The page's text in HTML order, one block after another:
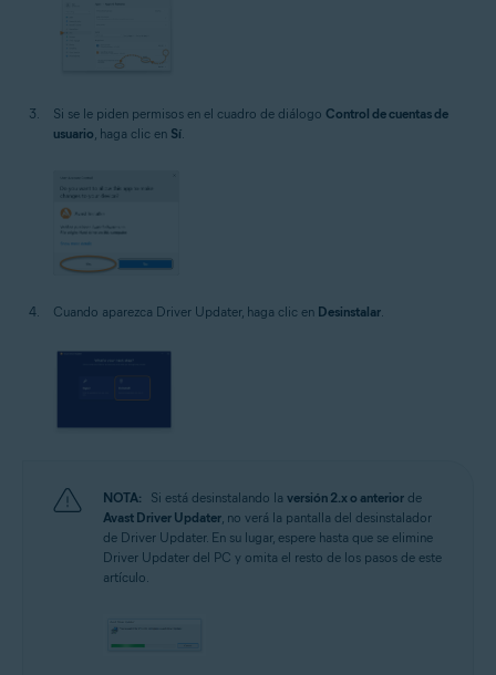
Si se le piden permisos en el cuadro de diálogo Control de cuentas de
usuario , haga clic en Sí
Cuando aparezca Driver Updater, haga clic en Desinstalar
NOTA: Si está desinstalando la versión 2.x o anterior de
Avast Driver Updater , no verá la pantalla del desinstalador
de Driver Updater. En su lugar, espere hasta que se elimine
Driver Updater del PC y omita el resto de los pasos de este
artículo.